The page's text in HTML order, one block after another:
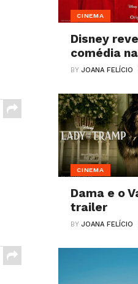
CINEMA
Disney
comédia
BYJOANA FELÍCIO
CINEMA
Dama e o
trailer
BYJOANA FELÍCIO